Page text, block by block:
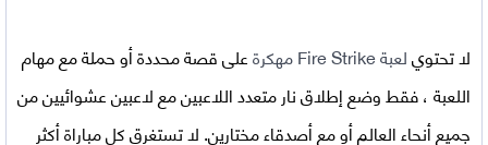
لا تحتويلعبة Fire Strike مهكرة
على قصة محددة أو حملة مع مهام
اللعبة ، فقط وضع إطلاق نار متعدد اللاعبين مع لاعبين عشوائيين من
جميع أنحاء العالم أو مع أصدقاء مختارين. لا تستغرق كل مباراة أكثر